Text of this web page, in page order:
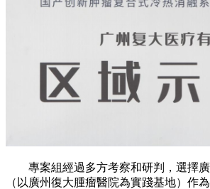
專案組經過多方考察和研判，選擇廣
（以廣州復大腫瘤醫院為實踐基地）作